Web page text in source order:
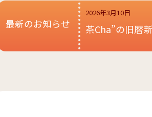
最新のお知らせ
2026年3月10日
茶Cha”の旧暦